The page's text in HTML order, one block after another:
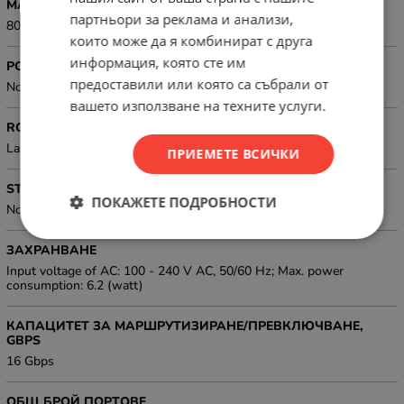
MAC АДРЕСИ
8000 MAC address table size
POWER OVER ETHERNET (PoE)
No
ROUTING
Layer 2 Only
STACKABLE
No
ЗАХРАНВАНЕ
Input voltage of AC: 100 - 240 V AC, 50/60 Hz; Max. power
consumption: 6.2 (watt)
КАПАЦИТЕТ ЗА МАРШРУТИЗИРАНЕ/ПРЕВКЛЮЧВАНЕ,
GBPS
16 Gbps
партньори за реклама и анализи,
които може да я комбинират с друга
информация, която сте им
предоставили или която са събрали от
вашето използване на техните услуги.
ПРИЕМЕТЕ ВСИЧКИ
ПОКАЖЕТЕ ПОДРОБНОСТИ